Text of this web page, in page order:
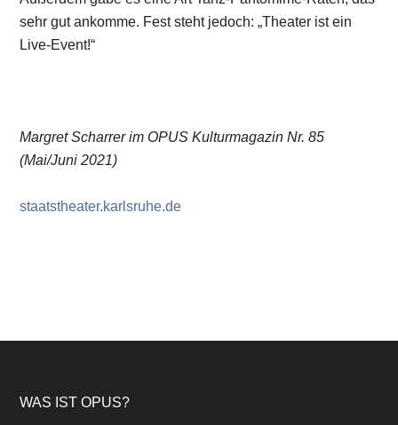
sehr gut ankomme. Fest steht jedoch: „Theater ist ein
Live-Event!“
Margret Scharrer im OPUS Kulturmagazin Nr. 85
(Mai/Juni 2021)
staatstheater.karlsruhe.de
Footer
WAS IST OPUS?